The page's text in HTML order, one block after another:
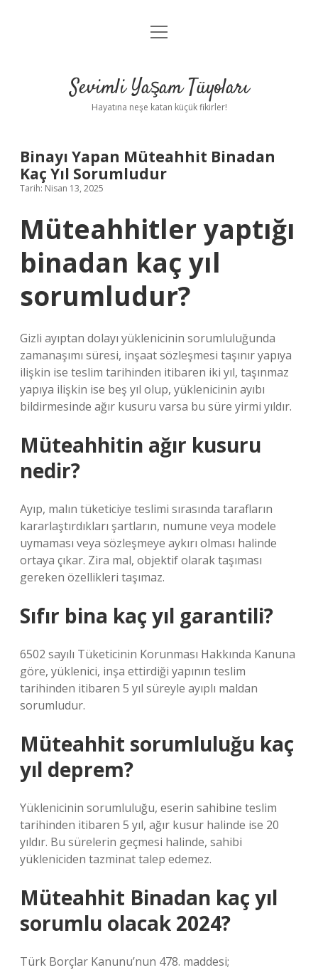
Anasayfa
Yasal Uyarı
menüyü
Sevimli Yaşam Tüyoları
Hayatına neşe katan küçük fikirler!
Binayı Yapan Müteahhit Binadan
Kaç Yıl Sorumludur
Tarih: Nisan 13, 2025
Müteahhitler yaptığı
binadan kaç yıl
sorumludur?
Gizli ayıptan dolayı yüklenicinin sorumluluğunda
zamanaşımı süresi, inşaat sözleşmesi taşınır yapıya
ilişkin ise teslim tarihinden itibaren iki yıl, taşınmaz
yapıya ilişkin ise beş yıl olup, yüklenicinin ayıbı
bildirmesinde ağır kusuru varsa bu süre yirmi yıldır.
Müteahhitin ağır kusuru
nedir?
Ayıp, malın tüketiciye teslimi sırasında tarafların
kararlaştırdıkları şartların, numune veya modele
uymaması veya sözleşmeye aykırı olması halinde
ortaya çıkar. Zira mal, objektif olarak taşıması
gereken özellikleri taşımaz.
Sıfır bina kaç yıl garantili?
6502 sayılı Tüketicinin Korunması Hakkında Kanuna
göre, yüklenici, inşa ettirdiği yapının teslim
tarihinden itibaren 5 yıl süreyle ayıplı maldan
sorumludur.
Müteahhit sorumluluğu kaç
yıl deprem?
Yüklenicinin sorumluluğu, eserin sahibine teslim
tarihinden itibaren 5 yıl, ağır kusur halinde ise 20
yıldır. Bu sürelerin geçmesi halinde, sahibi
yükleniciden tazminat talep edemez.
Müteahhit Binadan kaç yıl
sorumlu olacak 2024?
Türk Borçlar Kanunu’nun 478. maddesi;